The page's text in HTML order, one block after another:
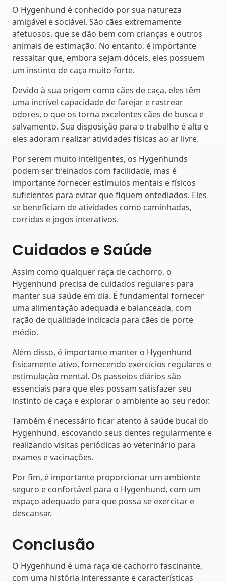
O Hygenhund é conhecido por sua natureza
amigável e sociável. São cães extremamente
afetuosos, que se dão bem com crianças e outros
animais de estimação. No entanto, é importante
ressaltar que, embora sejam dóceis, eles possuem
um instinto de caça muito forte.
Devido à sua origem como cães de caça, eles têm
uma incrível capacidade de farejar e rastrear
odores, o que os torna excelentes cães de busca e
salvamento. Sua disposição para o trabalho é alta e
eles adoram realizar atividades físicas ao ar livre.
Por serem muito inteligentes, os Hygenhunds
podem ser treinados com facilidade, mas é
importante fornecer estímulos mentais e físicos
suficientes para evitar que fiquem entediados. Eles
se beneficiam de atividades como caminhadas,
corridas e jogos interativos.
Cuidados e Saúde
Assim como qualquer raça de cachorro, o
Hygenhund precisa de cuidados regulares para
manter sua saúde em dia. É fundamental fornecer
uma alimentação adequada e balanceada, com
ração de qualidade indicada para cães de porte
médio.
Além disso, é importante manter o Hygenhund
fisicamente ativo, fornecendo exercícios regulares e
estimulação mental. Os passeios diários são
essenciais para que eles possam satisfazer seu
instinto de caça e explorar o ambiente ao seu redor.
Também é necessário ficar atento à saúde bucal do
Hygenhund, escovando seus dentes regularmente e
realizando visitas periódicas ao veterinário para
exames e vacinações.
Por fim, é importante proporcionar um ambiente
seguro e confortável para o Hygenhund, com um
espaço adequado para que possa se exercitar e
descansar.
Conclusão
O Hygenhund é uma raça de cachorro fascinante,
com uma história interessante e características